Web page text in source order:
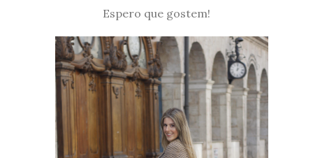
Espero que gostem!